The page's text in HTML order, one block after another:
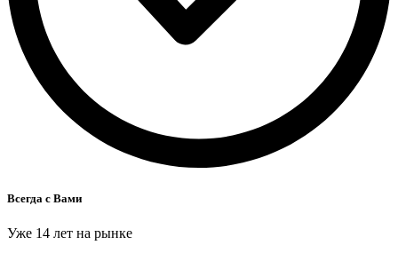
Всегда с Вами
Уже 14 лет на рынке